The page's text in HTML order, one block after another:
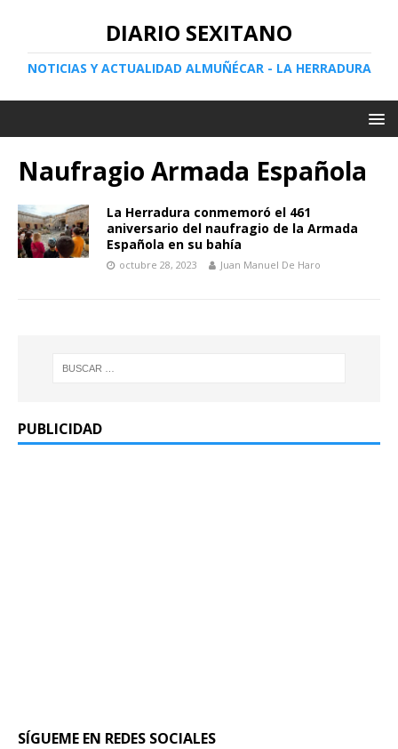
DIARIO SEXITANO
NOTICIAS Y ACTUALIDAD ALMUÑÉCAR - LA HERRADURA
Naufragio Armada Española
La Herradura conmemoró el 461
aniversario del naufragio de la Armada
Española en su bahía
octubre 28, 2023 Juan Manuel De Haro
PUBLICIDAD
SÍGUEME EN REDES SOCIALES